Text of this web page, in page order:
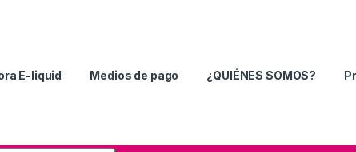
E-liquid Medios de pago ¿QUIÉNES SOMOS?